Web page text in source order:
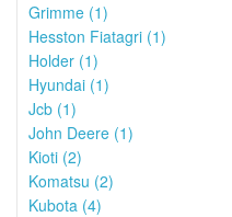
Grimme (1)
Hesston Fiatagri (1)
Holder (1)
Hyundai (1)
Jcb (1)
John Deere (1)
Kioti (2)
Komatsu (2)
Kubota (4)